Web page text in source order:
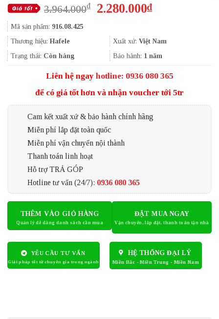
3.964.000₫
Giá
3.964.000₫.
2.280.000₫Giá
là:
2.280.000₫.
Mã sản phẩm: 916.08.425
Thương hiệu: Hafele Xuất xứ: Việt Nam
Trạng thái: Còn hàng Bảo hành: 1 năm
Liên hệ ngay hotline: 0936 080 365
để có giá tốt hơn và nhận voucher tới 5tr
Cam kết xuất xứ & bảo hành chính hãng
Miễn phí lắp đặt toàn quốc
Miễn phí vận chuyển nội thành
Thanh toán linh hoạt
Hỗ trợ TRẢ GÓP
Hotline tư vấn (24/7): 0936 080 365
THÊM VÀO GIỎ HÀNG ĐẶT MUA NGAY
YÊU CẦU TƯ VẤN HỆ THỐNG ĐẠI LÝ